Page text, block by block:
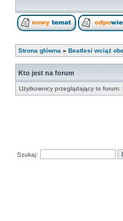
Strona główna » Beatlesi wciąż
Kto jest na forum
Użytkownicy przeglądający to
Szukaj: